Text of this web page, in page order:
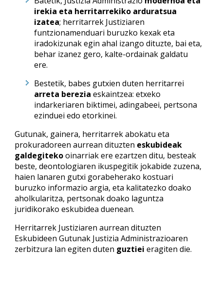
irekia eta herritarrekiko arduratsua
izatea; herritarrek Justiziaren
funtzionamenduari buruzko kexak eta
iradokizunak egin ahal izango dituzte, bai eta,
behar izanez gero, kalte-ordainak galdatu
ere.
Bestetik, babes gutxien duten herritarrei
arreta berezia eskaintzea: etxeko
indarkeriaren biktimei, adingabeei, pertsona
ezinduei edo etorkinei.
Gutunak, gainera, herritarrek abokatu eta
prokuradoreen aurrean dituzten eskubideak
galdegitekooinarriak ere ezartzen ditu, besteak
beste, deontologiaren ikuspegitik jokabide zuzena,
haien lanaren gutxi gorabeherako kostuari
buruzko informazio argia, eta kalitatezko doako
aholkularitza, pertsonak doako laguntza
juridikorako eskubidea duenean.
Herritarrek Justiziaren aurrean dituzten
Eskubideen Gutunak Justizia Administrazioaren
zerbitzura lan egiten duten guztiei eragiten die.